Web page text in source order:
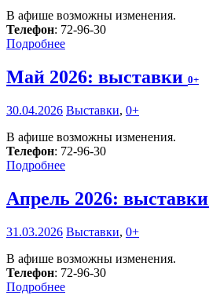
В афише возможны изменения.
Телефон: 72-96-30
Подробнее
Май 2026: выставки 0+
30.04.2026 Выставки, 0+
В афише возможны изменения.
Телефон: 72-96-30
Подробнее
Апрель 2026: выставки
31.03.2026 Выставки, 0+
В афише возможны изменения.
Телефон: 72-96-30
Подробнее